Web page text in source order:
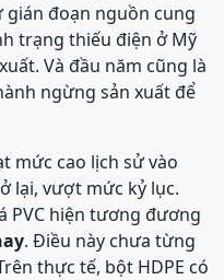
đoạn nguồn cung
trạng thiếu điện ở Mỹ
Và đầu năm cũng là
ngừng sản xuất để
mức cao lịch sử vào
lại, vượt mức kỷ lục.
PVC hiện tương đương
. Điều này chưa từng
thực tế, bột HDPE có